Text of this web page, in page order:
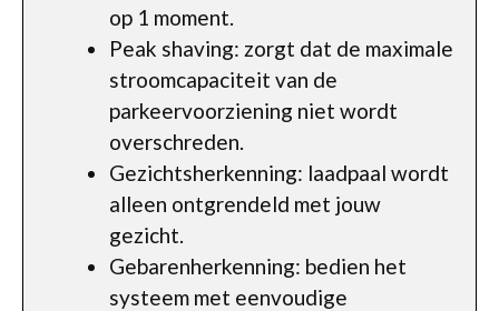
op 1 moment.
Peak shaving: zorgt dat de maximale
stroomcapaciteit van de
parkeervoorziening niet wordt
overschreden.
Gezichtsherkenning: laadpaal wordt
alleen ontgrendeld met jouw
gezicht.
Gebarenherkenning: bedien het
systeem met eenvoudige